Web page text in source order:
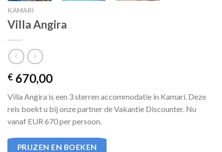
KAMARI
Villa Angira
€ 670,00
Villa Angira is een 3 sterren accommodatie in Kamari. Deze
reis boekt u bij onze partner de Vakantie Discounter. Nu
vanaf EUR 670 per persoon.
PRIJZEN EN BOEKEN